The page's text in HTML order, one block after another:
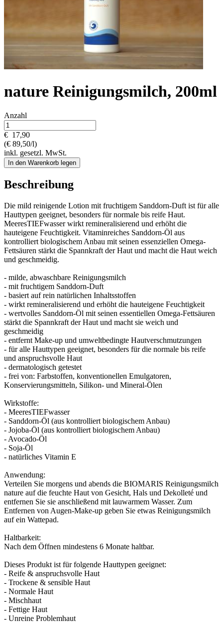
nature Reinigungsmilch, 200ml
Anzahl
€ 17,90
(€ 89,50/l)
inkl. gesetzl. MwSt.
In den Warenkorb legen
Beschreibung
Die mild reinigende Lotion mit fruchtigem Sanddorn-Duft ist für alle
Hauttypen geeignet, besonders für normale bis reife Haut.
MeeresTIEFwasser wirkt remineralisierend und erhöht die
hauteigene Feuchtigkeit. Vitaminreiches Sanddorn-Öl aus
kontrolliert biologischem Anbau mit seinen essenziellen Omega-
Fettsäuren stärkt die Spannkraft der Haut und macht die Haut weich
und geschmeidig.
- milde, abwaschbare Reinigungsmilch
- mit fruchtigem Sanddorn-Duft
- basiert auf rein natürlichen Inhaltsstoffen
- wirkt remineralisierend und erhöht die hauteigene Feuchtigkeit
- wertvolles Sanddorn-Öl mit seinen essentiellen Omega-Fettsäuren
stärkt die Spannkraft der Haut und macht sie weich und
geschmeidig
- entfernt Make-up und umweltbedingte Hautverschmutzungen
- für alle Hauttypen geeignet, besonders für die normale bis reife
und anspruchsvolle Haut
- dermatologisch getestet
- frei von: Farbstoffen, konventionellen Emulgatoren,
Konservierungsmitteln, Silikon- und Mineral-Ölen
Wirkstoffe:
- MeeresTIEFwasser
- Sanddorn-Öl (aus kontrolliert biologischem Anbau)
- Jojoba-Öl (aus kontrolliert biologischem Anbau)
- Avocado-Öl
- Soja-Öl
- natürliches Vitamin E
Anwendung:
Verteilen Sie morgens und abends die BIOMARIS Reinigungsmilch
nature auf die feuchte Haut von Gesicht, Hals und Dekolleté und
entfernen Sie sie anschließend mit lauwarmem Wasser. Zum
Entfernen von Augen-Make-up geben Sie etwas Reinigungsmilch
auf ein Wattepad.
Haltbarkeit:
Nach dem Öffnen mindestens 6 Monate haltbar.
Dieses Produkt ist für folgende Hauttypen geeignet:
- Reife & anspruchsvolle Haut
- Trockene & sensible Haut
- Normale Haut
- Mischhaut
- Fettige Haut
- Unreine Problemhaut